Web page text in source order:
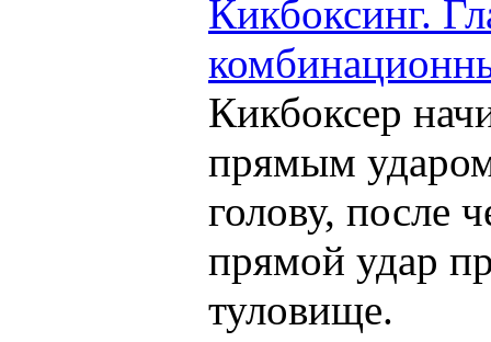
Кикбоксинг.
Кикбоксер
прямым
голову, после
прямой удар
туловище.